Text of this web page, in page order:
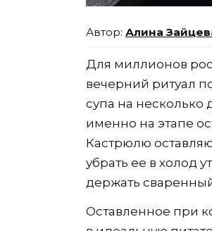
Алина
Для миллионов
вечерний ритуал
супа на
именно на этапе
Кастрюлю
убрать ее в холод
держать
Оставленное при